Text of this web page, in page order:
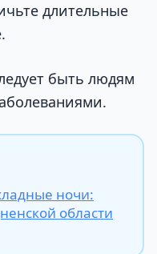
длительные
быть людям
ночи:
области